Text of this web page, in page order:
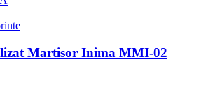
Martisor Inima MMI-02